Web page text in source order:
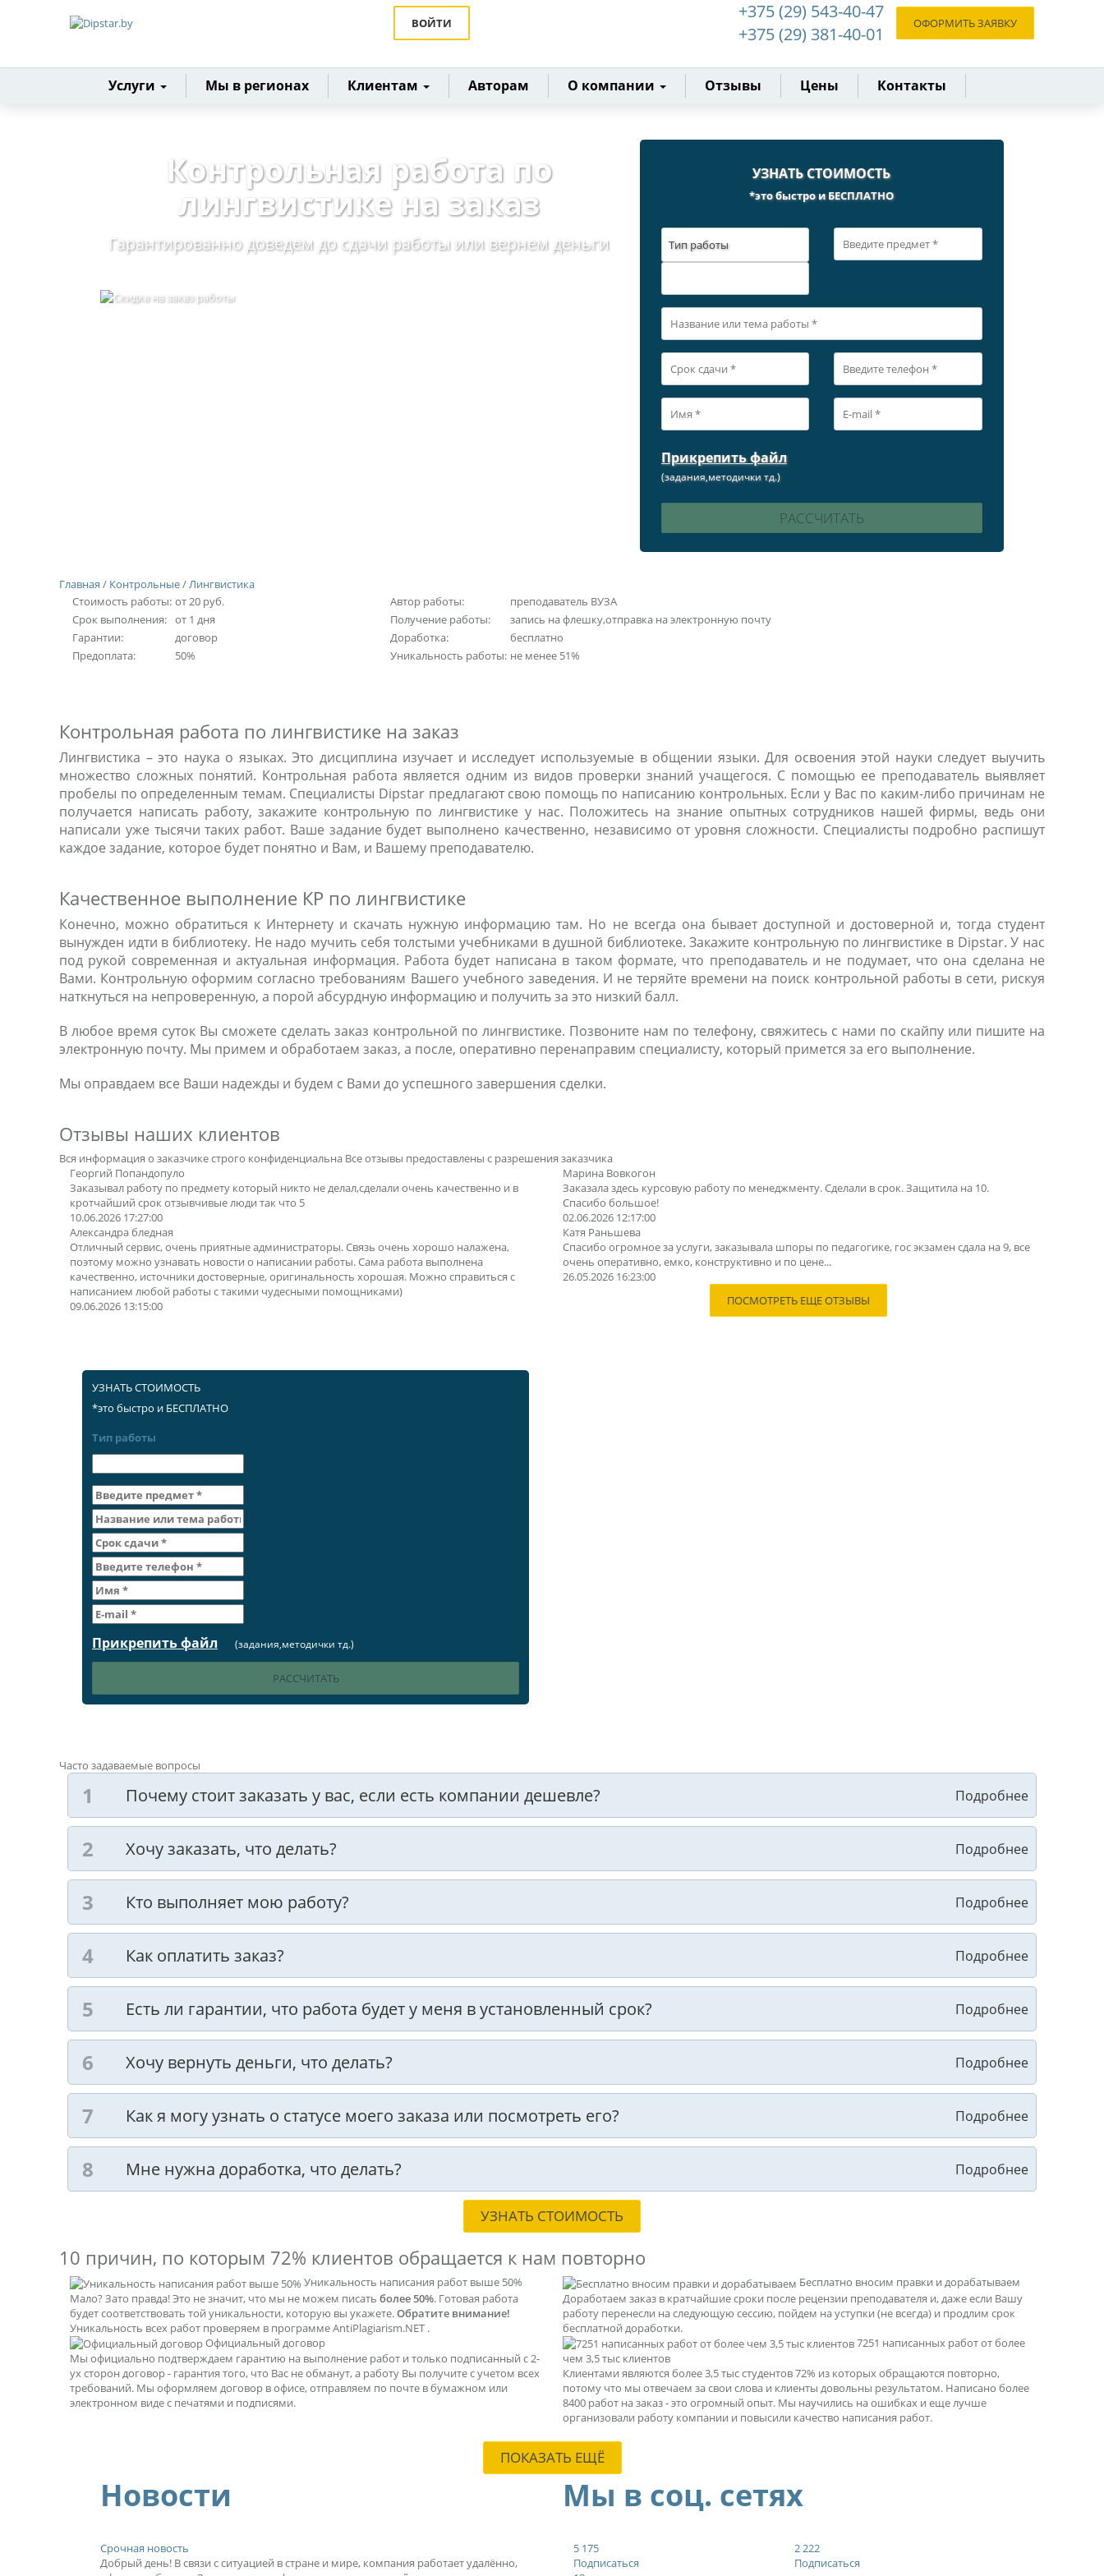
ВОЙТИ
+375 (29) 543-40-47
+375 (29) 381-40-01
ОФОРМИТЬ ЗАЯВКУ
Главная
Услуги Мы в регионах Клиентам Авторам О компании Отзывы Цены Контакты
Контрольная работа по
лингвистике на заказ
Гарантированно доведем до сдачи работы или вернем деньги
УЗНАТЬ СТОИМОСТЬ
*это быстро и БЕСПЛАТНО
Тип работы
Прикрепить файл
(задания,методички тд.)
Главная / Контрольные/Лингвистика
Стоимость работы: от 20 руб.
Срок выполнения: от 1 дня
Гарантии:
договор
Предоплата:
50%
Автор работы:
преподаватель ВУЗА
Получение работы:
запись на флешку,отправка на электронную почту
Доработка:
бесплатно
Уникальность работы: не менее 51%
Контрольная работа по лингвистике на заказ
Лингвистика – это наука о языках. Это дисциплина изучает и исследует используемые в общении языки. Для освоения этой науки следует выучить
множество сложных понятий. Контрольная работа является одним из видов проверки знаний учащегося. С помощью ее преподаватель выявляет
пробелы по определенным темам. Специалисты Dipstar предлагают свою помощь по написанию контрольных. Если у Вас по каким-либо причинам не
получается написать работу, закажите контрольную по лингвистике у нас. Положитесь на знание опытных сотрудников нашей фирмы, ведь они
написали уже тысячи таких работ. Ваше задание будет выполнено качественно, независимо от уровня сложности. Специалисты подробно распишут
каждое задание, которое будет понятно и Вам, и Вашему преподавателю.
Качественное выполнение КР по лингвистике
Конечно, можно обратиться к Интернету и скачать нужную информацию там. Но не всегда она бывает доступной и достоверной и, тогда студент
вынужден идти в библиотеку. Не надо мучить себя толстыми учебниками в душной библиотеке. Закажите контрольную по лингвистике в Dipstar. У нас
под рукой современная и актуальная информация. Работа будет написана в таком формате, что преподаватель и не подумает, что она сделана не
Вами. Контрольную оформим согласно требованиям Вашего учебного заведения. И не теряйте времени на поиск контрольной работы в сети, рискуя
наткнуться на непроверенную, а порой абсурдную информацию и получить за это низкий балл.
В любое время суток Вы сможете сделать заказ контрольной по лингвистике. Позвоните нам по телефону, свяжитесь с нами по скайпу или пишите на
электронную почту. Мы примем и обработаем заказ, а после, оперативно перенаправим специалисту, который примется за его выполнение.
Мы оправдаем все Ваши надежды и будем с Вами до успешного завершения сделки.
Отзывы наших клиентов
Вся информация о заказчике строго конфиденциальна Все отзывы предоставлены с разрешения заказчика
Георгий Попандопуло
Заказывал работу по предмету который никто не делал,сделали очень качественно и в
кротчайший срок отзывчивые люди так что 5
10.06.2026 17:27:00
Александра бледная
Отличный сервис, очень приятные администраторы. Связь очень хорошо налажена,
поэтому можно узнавать новости о написании работы. Сама работа выполнена
качественно, источники достоверные, оригинальность хорошая. Можно справиться с
написанием любой работы с такими чудесными помощниками)
09.06.2026 13:15:00
Марина Вовкогон
Заказала здесь курсовую работу по менеджменту. Сделали в срок. Защитила на 10.
Спасибо большое!
02.06.2026 12:17:00
Катя Раньшева
Спасибо огромное за услуги, заказывала шпоры по педагогике, гос экзамен сдала на 9, все
очень оперативно, емко, конструктивно и по цене...
26.05.2026 16:23:00
ПОСМОТРЕТЬ ЕЩЕ ОТЗЫВЫ
УЗНАТЬ СТОИМОСТЬ
*это быстро и БЕСПЛАТНО
Тип работы
Прикрепить файл (задания,методички тд.)
Часто задаваемые вопросы
Почему стоит заказать у вас, если есть компании дешевле?
Хочу заказать, что делать?
Кто выполняет мою работу?
Как оплатить заказ?
Есть ли гарантии, что работа будет у меня в установленный срок?
Хочу вернуть деньги, что делать?
Как я могу узнать о статусе моего заказа или посмотреть его?
Мне нужна доработка, что делать?
УЗНАТЬ СТОИМОСТЬ
10 причин, по которым 72% клиентов обращается к нам повторно
Уникальность написания работ выше 50%
Мало? Зато правда! Это не значит, что мы не можем писать более 50%. Готовая работа
будет соответствовать той уникальности, которую вы укажете.Обратите внимание!
Уникальность всех работ проверяем в программе AntiPlagiarism.NET .
Официальный договор
Мы официально подтверждаем гарантию на выполнение работ и только подписанный с 2-
ух сторон договор - гарантия того, что Вас не обманут, а работу Вы получите с учетом всех
требований. Мы оформляем договор в офисе, отправляем по почте в бумажном или
электронном виде с печатями и подписями.
Бесплатно вносим правки и дорабатываем
Доработаем заказ в кратчайшие сроки после рецензии преподавателя и, даже если Вашу
работу перенесли на следующую сессию, пойдем на уступки (не всегда) и продлим срок
бесплатной доработки.
7251 написанных работ от более
чем 3,5 тыс клиентов
Клиентами являются более 3,5 тыс студентов 72% из которых обращаются повторно,
потому что мы отвечаем за свои слова и клиенты довольны результатом. Написано более
8400 работ на заказ - это огромный опыт. Мы научились на ошибках и еще лучше
организовали работу компании и повысили качество написания работ.
ПОКАЗАТЬ ЕЩЁ
Новости
Срочная новость
Добрый день! В связи с ситуацией в стране и мире, компания работает удалённо,
Мы в соц. сетях
5 175
Подписаться
2 222
Подписаться